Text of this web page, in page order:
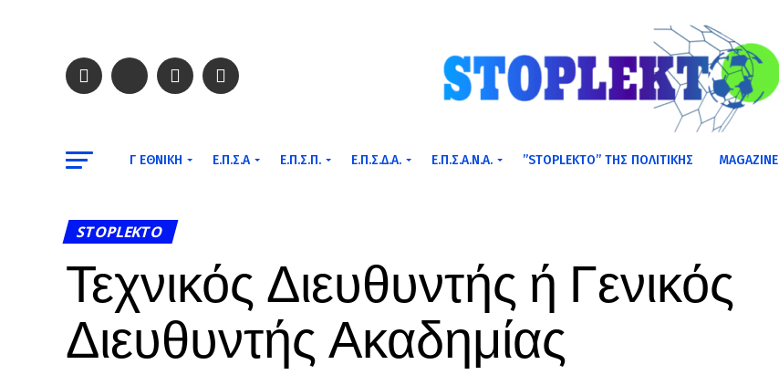
Γ ΕΘΝΙΚΉ Ε.Π.Σ.Α Ε.Π.Σ.Π. Ε.Π.Σ.Δ.Α. Ε.Π.Σ.Α.Ν.Α. ”STOPLEKTO” ΤΗΣ ΠΟΛΙΤΙΚΗΣ MAGAZINE
STOPLEKTO
Τεχνικός Διευθυντής ή Γενικός
Διευθυντής Ακαδημίας